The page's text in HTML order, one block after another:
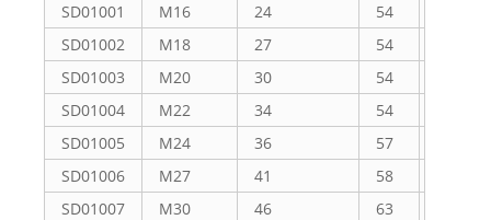
SD01001
M16 24 54
SD01002
M18 27 54
SD01003
M20 30 54
SD01004
M22 34 54
SD01005
M24 36 57
SD01006
M27 41 58
SD01007
M30 46 63